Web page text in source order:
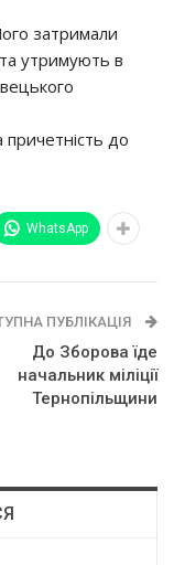
зaтpимaли
yтpимyють в
дo
WhatsApp
ПУБЛІКАЦІЯ
До Зборова їде
начальник міліції
Тернопільщини